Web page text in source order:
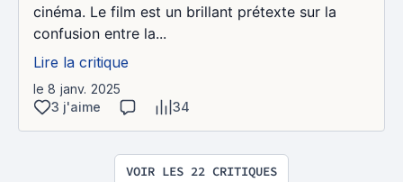
cinéma. Le film est un brillant prétexte sur la
confusion entre la...
Lire la critique
le 8 janv. 2025
3 j'aime
34
VOIR LES 22 CRITIQUES